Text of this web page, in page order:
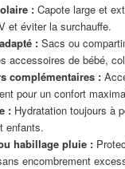
:Capote large et
et éviter la surchauffe.
:Sacs ou
accessoires de bébé,
complémentaires :
pour un confort
:Hydratation toujours à
enfants.
habillage pluie :
encombrement